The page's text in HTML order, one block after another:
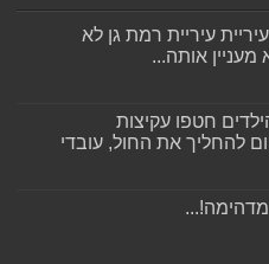
עיריית רמת גן לא
אותה...
חטפו עקיצות
להחליך את החול, עובדי
מדהימה!...